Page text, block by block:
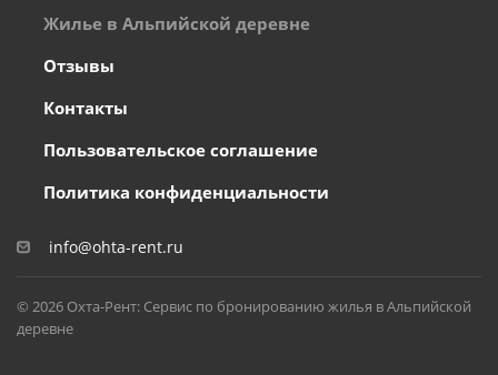
Жилье в Альпийской деревне
Отзывы
Контакты
Пользовательское соглашение
Политика конфиденциальности
info@ohta-rent.ru
© 2026 Охта-Рент: Сервис по бронированию жилья в Альпийской
деревне